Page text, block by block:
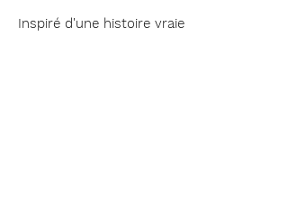
Inspiré d'une histoire vraie